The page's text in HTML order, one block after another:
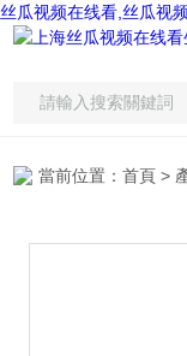
丝瓜视频在线看,丝瓜视
當前位置：首頁 >